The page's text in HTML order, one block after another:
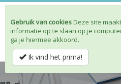
Gebruik van cookiesDeze site
informatie op te slaan op je
ga je hiermee akkoord.
Ik vind het prima!